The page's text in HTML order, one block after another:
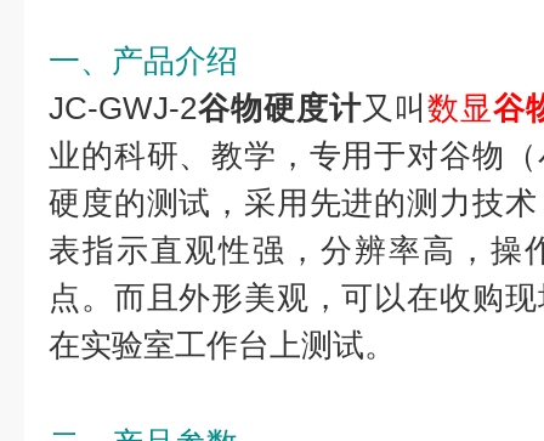
一、产品介绍
JC-GWJ-2谷物硬度计又叫 数显谷
业的科研、教学，专用于对谷物
硬度的测试，采用先进的测力技
表指示直观性强，分辨率高，操
点。而且外形美观，可以在收购
在实验室工作台上测试。